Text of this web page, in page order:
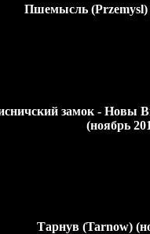
Пшемысль (Przemysl)
замок - Новы
(ноябрь
Тарнув (Tarnow)